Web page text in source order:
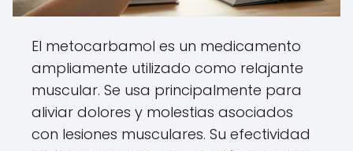
El metocarbamol es un medicamento
ampliamente utilizado como relajante
muscular. Se usa principalmente para
aliviar dolores y molestias asociados
con lesiones musculares. Su efectividad